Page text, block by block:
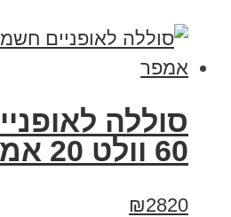
סוללה
60 וולט 20 אמפר
₪2820